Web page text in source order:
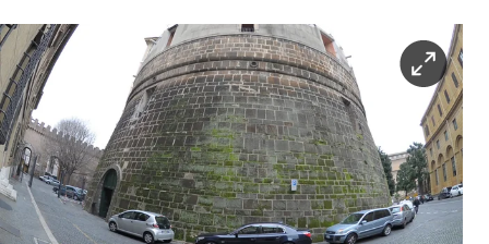
sport
berlin
nord
wahrheit
verlag